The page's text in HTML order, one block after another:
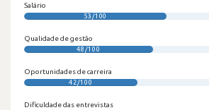
Salário
53/100
Qualidade de gestão
48/100
Oportunidades de carreira
42/100
Dificuldade das entrevistas